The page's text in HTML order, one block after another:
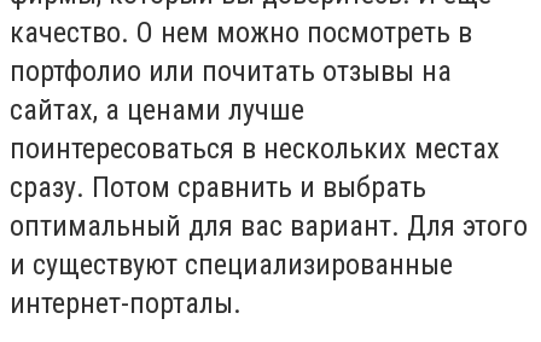
качество. О нем можно посмотреть в
портфолио или почитать отзывы на
сайтах, а ценами лучше
поинтересоваться в нескольких местах
сразу. Потом сравнить и выбрать
оптимальный для вас вариант. Для этого
и существуют специализированные
интернет-порталы.